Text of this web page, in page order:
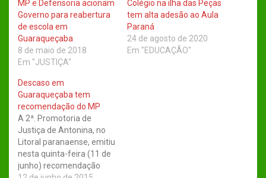
MP e Defensoria acionam
Governo para reabertura
de escola em
Guaraqueçaba
8 de maio de 2018
Em "JUSTIÇA"
Colégio na ilha das Peças
tem alta adesão ao Aula
Paraná
24 de agosto de 2020
Em "EDUCAÇÃO"
Descaso em
Guaraqueçaba tem
recomendação do MP
A 2ª. Promotoria de
Justiça de Antonina, no
Litoral paranaense, emitiu
nesta quinta-feira (11 de
junho) recomendação